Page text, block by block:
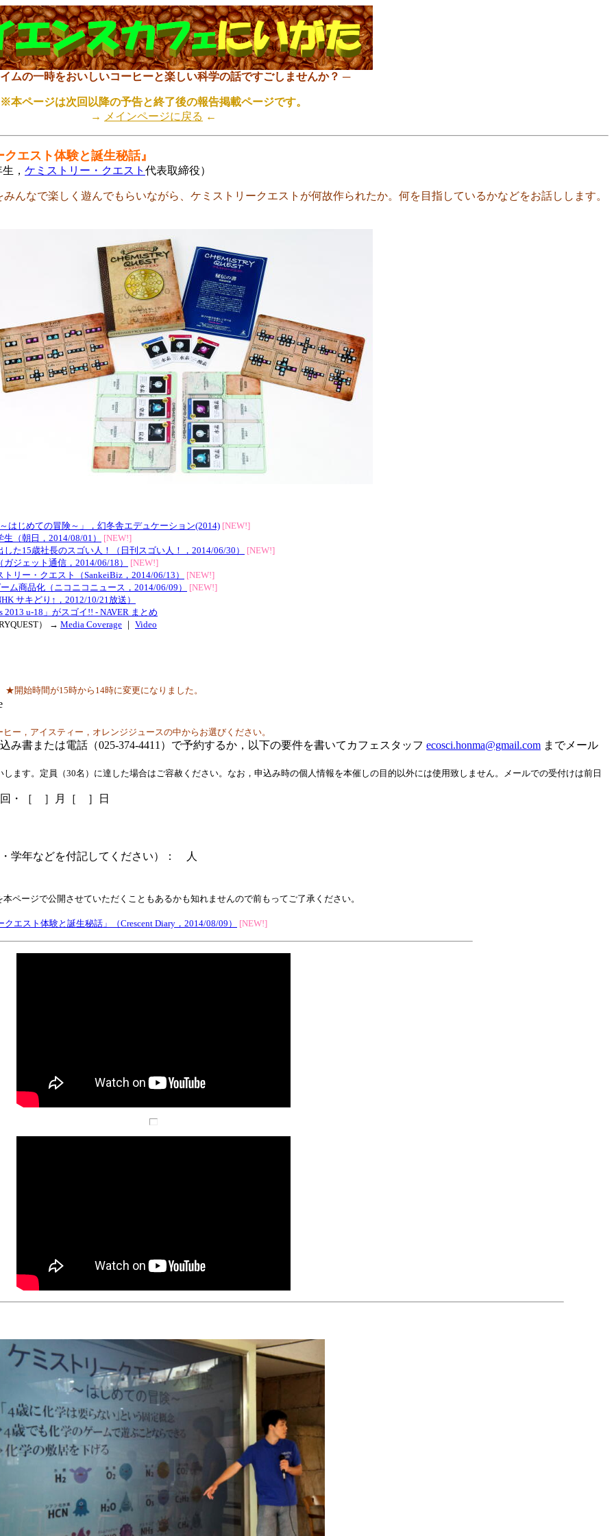
ムの一時をおいしいコーヒーと楽しい科学の話ですごしませんか？ ─
※本ページは次回以降の予告と終了後の報告掲載ページです。
→
メインページに戻る ←
エスト体験と誕生秘話』
， ケミストリー・クエスト 代表取締役）
んなで楽しく遊んでもらいながら、ケミストリークエストが何故作られたか。何を目指しているかなどをお話しします。
はじめての冒険～」，幻冬舎エデュケーション(2014) [NEW!]
（朝日，2014/08/01）
[NEW!]
た15歳社長のスゴい人！（日刊スゴい人！，2014/06/30）
[NEW!]
ジェット通信，2014/06/18）
[NEW!]
リー・クエスト（SankeiBiz，2014/06/13）
[NEW!]
商品化（ニコニコニュース，2014/06/09）
[NEW!]
サキどり↑，2012/10/21放送）
u-18」がスゴイ!! - NAVER まとめ
） → Media Coverage ｜ Video
★開始時間が15時から14時に変更になりました。
ー，アイスティー，オレンジジュースの中からお選びください。
み書または電話（025-374-4411）で予約するか，以下の要件を書いてカフェスタッフ ecosci.honma@gmail.com までメール
ます。定員（30名）に達した場合はご容赦ください。なお，申込み時の個人情報を本催しの目的以外には使用致しません。メールでの受付けは前日
・［ ］月［ ］日
学年などを付記してください）： 人
ページで公開させていただくこともあるかも知れませんので前もってご了承ください。
エスト体験と誕生秘話」（Crescent Diary，2014/08/09）
[NEW!]